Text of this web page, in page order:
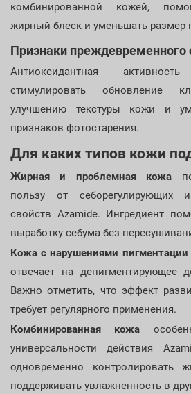
комбинированной кожей,
жирный блеск и уменьшать размер
Признаки преждевременного
Антиоксидантная
стимулировать обновление
улучшению текстуры кожи и
признаков фотостарения.
Для каких типов кожи
Жирная и проблемная кожа
пользу от себорегулирующих и
свойств Azamide. Ингредиент
выработку себума без
Кожа с нарушениями пигментации
отвечает на депигментирующее
Важно отметить, что эффект
требует регулярного применения.
Комбинированная кожа
универсальности действия
одновременно контролировать
поддерживать увлажненность в